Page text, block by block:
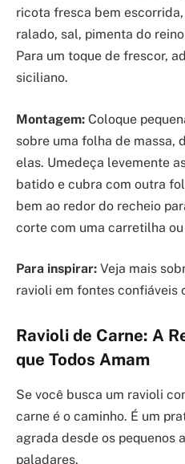
ricota fresca bem
ralado, sal, pimenta do
Para um toque de frescor,
siciliano.
Montagem: Coloque
sobre uma folha de massa,
elas. Umedeça levemente
batido e cubra com outra
bem ao redor do recheio
corte com uma carretilha
Para inspirar: Veja mais
ravioli em fontes confiáveis
Ravioli de Carne: A
que Todos Amam
Se você busca um ravioli
carne é o caminho. É um
agrada desde os pequenos
paladares.